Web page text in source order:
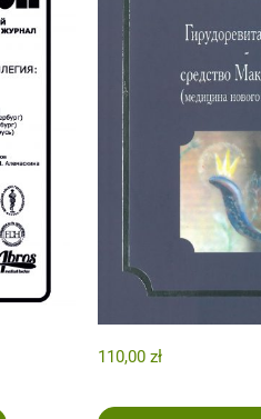
110,00 zł